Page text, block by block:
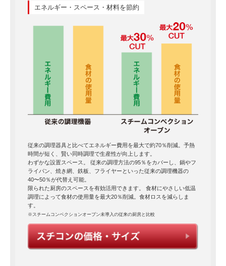
エネルギー・スペース・材料を節約
従来の調理器具と比べてエネルギー費用を最大で約70％削減。予熱
時間が短く、賢い同時調理で生産性が向上します。
わずかな設置スペース。 従来の調理方法の95％をカバーし、鍋やフ
ライパン、焼き網、鉄板、フライヤーといった従来の調理機器の
40〜50％が代替え可能。
限られた厨房のスペースを有効活用できます。 食材にやさしい低温
調理によって食材の使用量を最大20％削減。食材ロスを減らしま
す。
※スチームコンベクションオーブン未導入の従来の厨房と比較